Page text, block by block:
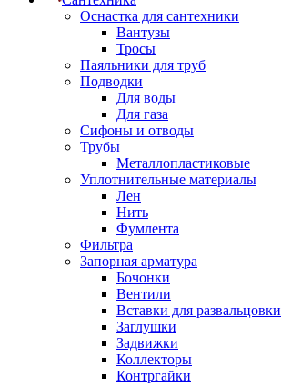
Оснастка для сантехники
Вантузы
Тросы
Паяльники для труб
Подводки
Для воды
Для газа
Сифоны и отводы
Трубы
Металлопластиковые
Уплотнительные материалы
Лен
Нить
Фумлента
Фильтра
Запорная арматура
Бочонки
Вентили
Вставки для развальцовки
Заглушки
Задвижки
Коллекторы
Контргайки